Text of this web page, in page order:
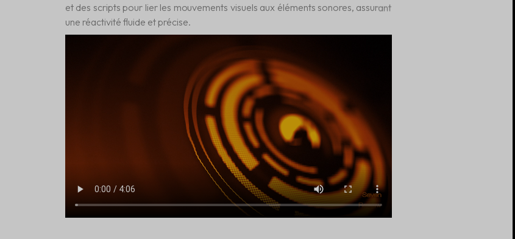
et des scripts pour lier les mouvements visuels aux éléments sonores, assurant
une réactivité fluide et précise.